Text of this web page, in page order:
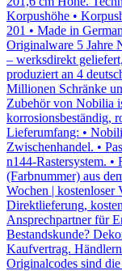
Korpushöhe •
201 • Made in
Originalware 5 Jahre
– werksdirekt
produziert an 4
Millionen Schränke
Zubehör von Nobilia
korrosionsbeständig,
Lieferumfang: •
Zwischenhandel. •
n144-Rastersystem.
(Farbnummer) aus
Wochen | kostenloser
Direktlieferung,
Ansprechpartner für
Bestandskunde?
Kaufvertrag.
Originalcodes sind